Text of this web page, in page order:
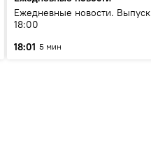
Ежедневные новости. Выпуск
18:00
18:01 5 мин